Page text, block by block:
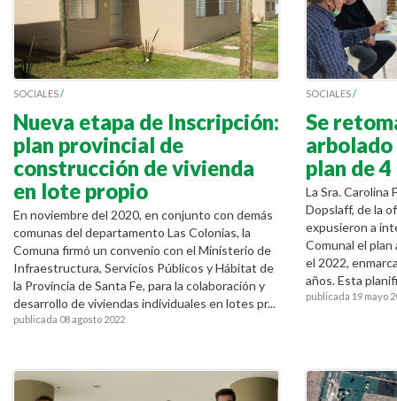
SOCIALES/
Nueva etapa de Inscripción:
plan provincial de
construcción de vivienda
en lote propio
En noviembre del 2020, en conjunto con demás
comunas del departamento Las Colonias, la
Comuna firmó un convenio con el Ministerio de
Infraestructura, Servicios Públicos y Hábitat de
la Provincia de Santa Fe, para la colaboración y
desarrollo de viviendas individuales en lotes pr...
publicada 08 agosto 2022
SOCIALES/
Se
arbolado
plan de 4
La Sra. Carolina
Dopslaff, de la
expusieron a
Comunal el plan
el 2022,
años. Esta
publicada 19 mayo